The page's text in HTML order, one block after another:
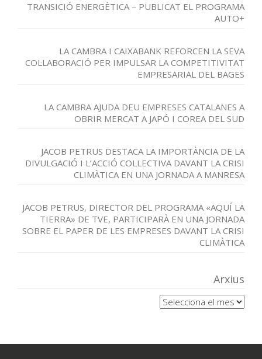
TRANSICIÓ ENERGÈTICA – PUBLICAT EL PROGRAMA
AUTO+
LA CAMBRA I CAIXABANK REFORCEN LA SEVA
COL·LABORACIÓ PER IMPULSAR LA COMPETITIVITAT
EMPRESARIAL DEL BAGES
LA CAMBRA AJUDA DEU EMPRESES CATALANES A
OBRIR MERCAT A JAPÓ I COREA DEL SUD
JACOB PETRUS DESTACA LA IMPORTÀNCIA DE LA
DIVULGACIÓ I L’ACCIÓ COL·LECTIVA DAVANT LA CRISI
CLIMÀTICA EN UNA JORNADA A MANRESA
JACOB PETRUS, DIRECTOR DEL PROGRAMA «AQUÍ LA
TIERRA» DE TVE, PARTICIPARÀ EN UNA JORNADA
SOBRE EL PAPER DE LES EMPRESES DAVANT LA CRISI
CLIMÀTICA
Arxius
Arxius